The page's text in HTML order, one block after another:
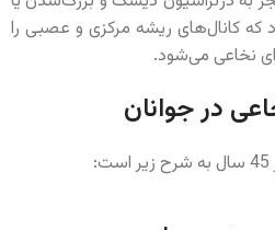
کانال‌های ریشه مرکزی و عصبی را
نخاعی می‌شود.
در جوانان